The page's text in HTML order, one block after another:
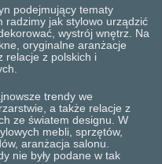
podejmujący tematy
radzimy jak stylowo urządzić
wystrój wnętrz. Na
oryginalne aranżacje
relacje z polskich i
trendy we
a także relacje z
ze światem designu. W
mebli, sprzętów,
aranżacja salonu.
nie były podane w tak